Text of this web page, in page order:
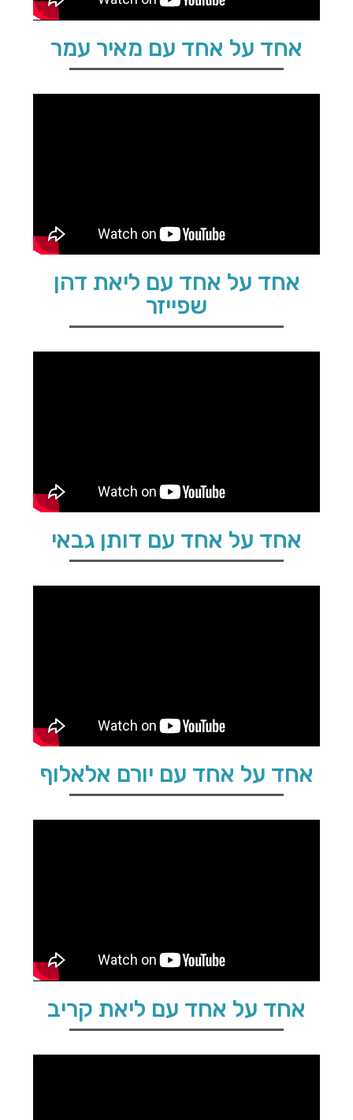
אחד על אחד עם מאיר עמר
אחד על אחד עם ליאת דהן
שפייזר
אחד על אחד עם דותן גבאי
אחד על אחד עם יורם אלאלוף
אחד על אחד עם ליאת קריב